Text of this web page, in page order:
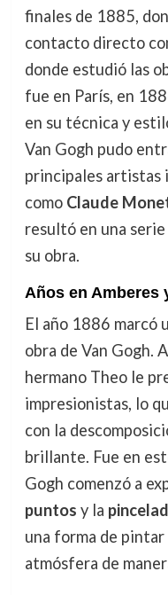
finales de 1885,
contacto directo
donde estudió las
fue en París, en
en su técnica y
Van Gogh pudo
principales artistas
como Claude
resultó en una
su obra.
Años en Amberes
El año 1886 marcó
obra de Van Gogh.
hermano Theo le
impresionistas, lo
con la
brillante. Fue en
Gogh comenzó a
puntos y la
una forma de
atmósfera de